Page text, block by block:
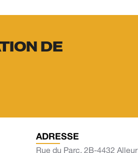
DE
ADRESSE
Rue du Parc, 2B-4432 Alleur